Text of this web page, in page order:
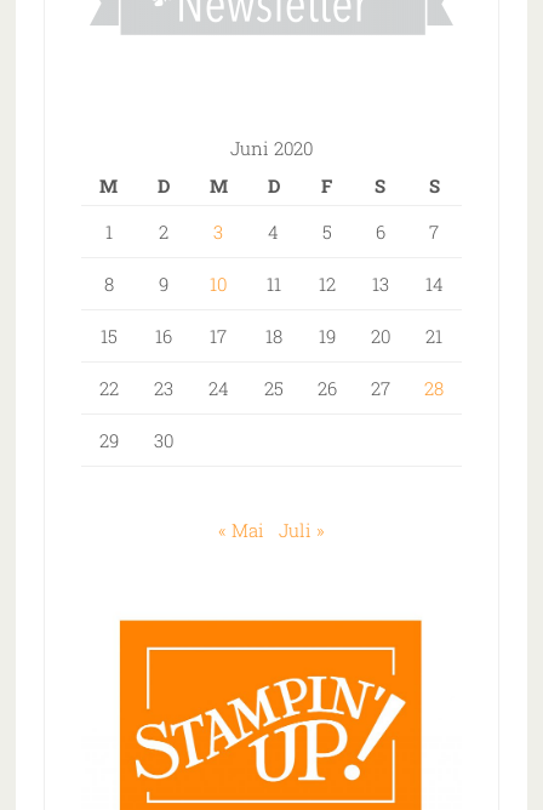
Juni 2020
M
D M D F S
S
1
2 3 4 5 6 7
8 9 10 11 12 13 14
15 16 17 18 19 20 21
22 23 24 25 26 27 28
29 30
« Mai Juli »